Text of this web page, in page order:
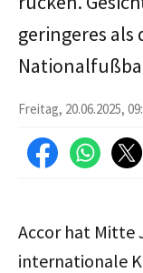
geringeres als
Freitag, 20.06.2025,
Accor hat Mitte
internationale